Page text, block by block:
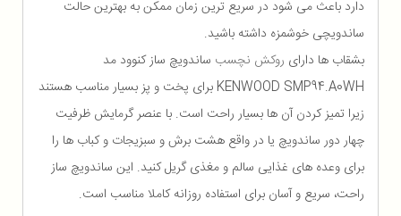
دارد باعث می شود در سریع ترین زمان ممکن به بهترین حالت
ساندویچی خوشمزه داشته باشید.
بشقاب ها دارای روکش نچسب ساندویچ ساز کنوود مد
KENWOOD SMP94.A0WH برای پخت و پز بسیار مناسب هستند
زیرا تمیز کردن آن ها بسیار راحت است. با عنصر گرمایش ظرفیت
چهار دور ساندویچ یا در واقع هشت برش و سبزیجات و کباب ها را
برای وعده های غذایی سالم و مغذی گریل کنید. این ساندویچ ساز
راحت، سریع و آسان برای استفاده روزانه کاملا مناسب است.